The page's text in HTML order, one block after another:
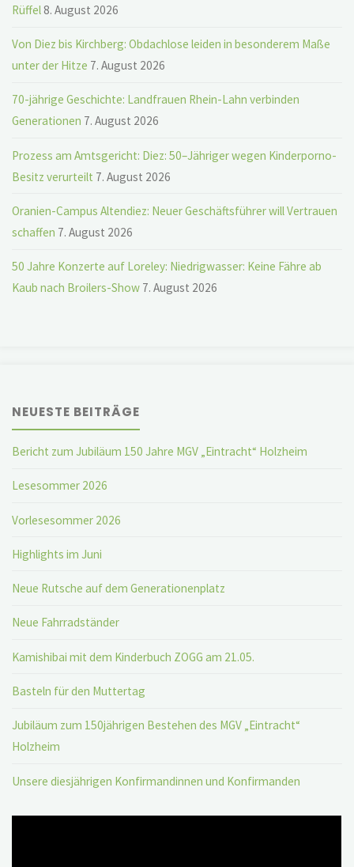
Rüffel8. August 2026
Von Diez bis Kirchberg: Obdachlose leiden in besonderem Maße
unter der Hitze 7. August 2026
70-jährige Geschichte: Landfrauen Rhein-Lahn verbinden
Generationen 7. August 2026
Prozess am Amtsgericht: Diez: 50–Jähriger wegen Kinderporno-
Besitz verurteilt 7. August 2026
Oranien-Campus Altendiez: Neuer Geschäftsführer will Vertrauen
schaffen 7. August 2026
50 Jahre Konzerte auf Loreley: Niedrigwasser: Keine Fähre ab
Kaub nach Broilers-Show 7. August 2026
NEUESTE BEITRÄGE
Bericht zum Jubiläum 150 Jahre MGV „Eintracht“ Holzheim
Lesesommer 2026
Vorlesesommer 2026
Highlights im Juni
Neue Rutsche auf dem Generationenplatz
Neue Fahrradständer
Kamishibai mit dem Kinderbuch ZOGG am 21.05.
Basteln für den Muttertag
Jubiläum zum 150jährigen Bestehen des MGV „Eintracht“
Holzheim
Unsere diesjährigen Konfirmandinnen und Konfirmanden